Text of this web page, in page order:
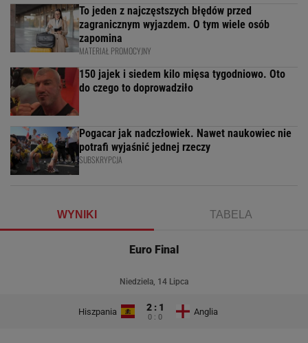
To jeden z najczęstszych błędów przed
zagranicznym wyjazdem. O tym wiele osób
zapomina
MATERIAŁ PROMOCYJNY
150 jajek i siedem kilo mięsa tygodniowo. Oto
do czego to doprowadziło
Pogacar jak nadczłowiek. Nawet naukowiec nie
potrafi wyjaśnić jednej rzeczy
SUBSKRYPCJA
WYNIKI TABELA
Euro Final
Niedziela, 14 Lipca
Hiszpania 2 : 1
0 : 0
Anglia